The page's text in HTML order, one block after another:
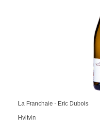
La Franchaie - Eric Dubois
Hvitvin